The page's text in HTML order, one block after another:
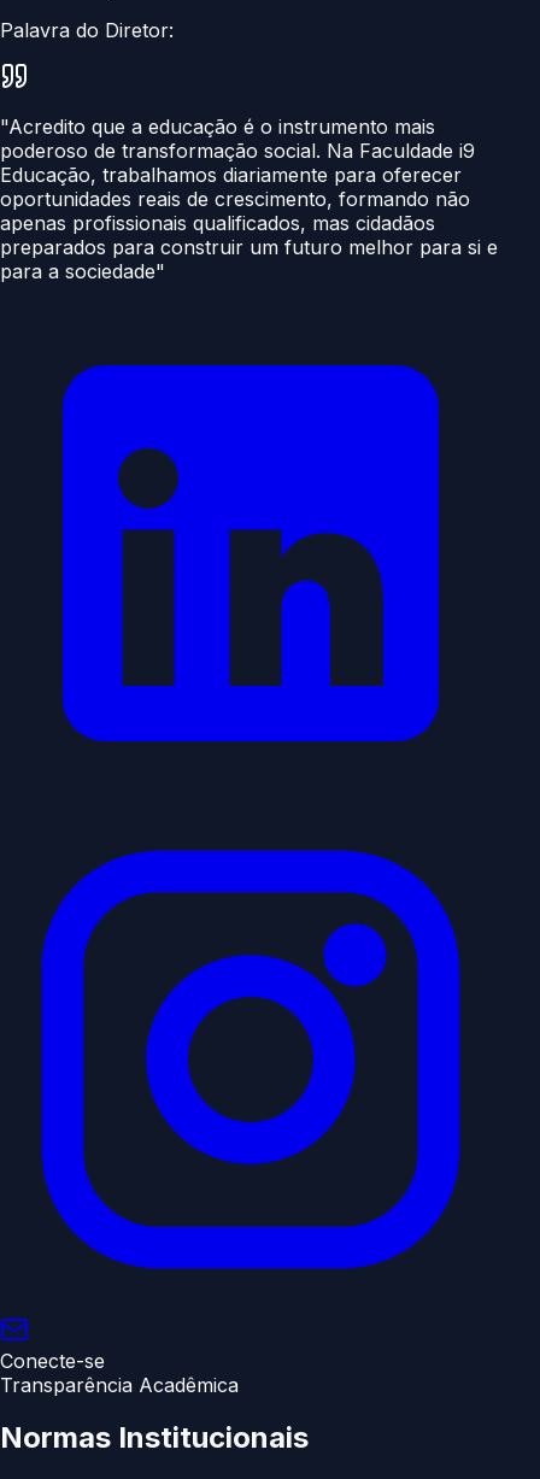
Palavra do Diretor:
"Acredito que a educação é o instrumento mais
poderoso de transformação social. Na Faculdade i9
Educação, trabalhamos diariamente para oferecer
oportunidades reais de crescimento, formando não
apenas profissionais qualificados, mas cidadãos
preparados para construir um futuro melhor para si e
para a sociedade"
Conecte-se
Transparência Acadêmica
Normas Institucionais